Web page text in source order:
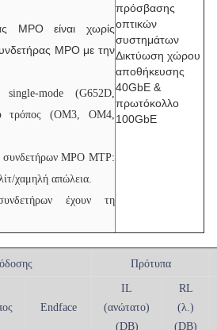
MPO είναι χωρίς
MPO με την
single-mode (G652D,
τρόπος (OM3, OM4,
συνδετήρων MPO MTP:
χαμηλή απώλεια.
έχουν τη
πρόσβασης
οπτικών
συστημάτων
Δικτύωση χώρου
αποθήκευσης
40GbE &
πρωτόκολλο
100GbE
Πρότυπα
Endface
IL
(ανώτατο)
(DB)
RL
(λ.)
(DB)